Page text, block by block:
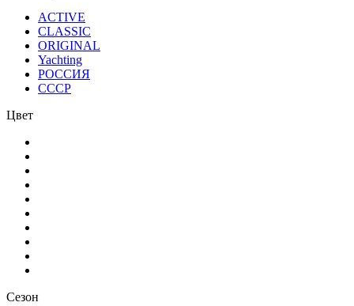
ACTIVE
CLASSIC
ORIGINAL
Yachting
РОССИЯ
СССР
Цвет
Сезон